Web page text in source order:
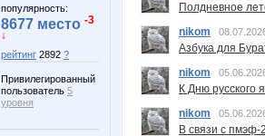
популярность:
8677 место -3
↓
рейтинг 2892 ?
Привилегированный
пользователь 5
уровня
Полдневное
nikom
Азбука для
nikom
К Дню русского
nikom
В связи с пмэф-